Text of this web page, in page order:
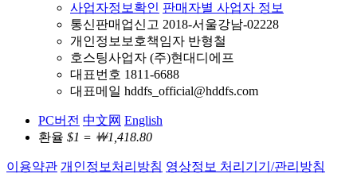
사업자정보확인 판매자별 사업자 정보
통신판매업신고 2018-서울강남-02228
개인정보보호책임자 반형철
호스팅사업자 (주)현대디에프
대표번호 1811-6688
대표메일 hddfs_official@hddfs.com
PC버전 中文网 English
환율 $1 = ￦1,418.80
이용약관 개인정보처리방침 영상정보 처리기기/관리방침